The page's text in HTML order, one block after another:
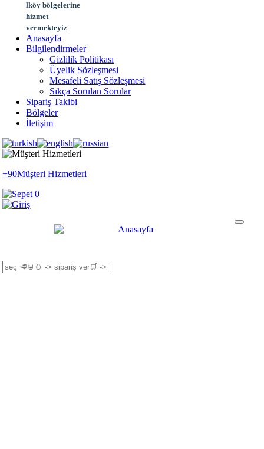
lköy bölgelerine
hizmet
vermekteyiz
Anasayfa
Bilgilendirmeler
Gizlilik Politikası
Üyelik Sözleşmesi
Mesafeli Satış Sözleşmesi
Sıkça Sorulan Sorular
Sipariş Takibi
Bölgeler
İletişim
+90Müşteri Hizmetleri
0